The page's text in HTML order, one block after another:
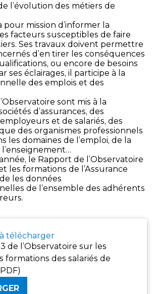
l’évolution des métiers de
pour mission d’informer la
facteurs susceptibles de faire
Ses travaux doivent permettre
d’en tirer les conséquences
ou encore de besoins
ses éclairages, il participe à la
des emplois et des
sont mis à la
d’assurances, des
et de salariés, des
des organismes professionnels
les domaines de l’emploi, de la
le Rapport de l’Observatoire
les formations de l’Assurance
les données
de l’ensemble des adhérents
télécharger
de l’Observatoire sur les
formations des salariés de